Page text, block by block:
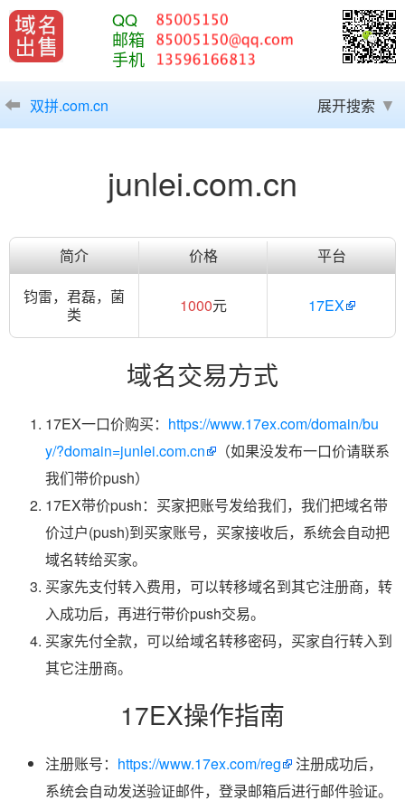
QQ
邮箱
手机
双拼.com.cn 展开搜索
junlei.com.cn
简介 价格
平台
钧雷，君磊，菌
类
1000元 17EX
域名交易方式
17EX一口价购买： https://www.17ex.com/domain/bu
y/?domain=junlei.com.cn
（如果没发布一口价请联系
我们带价push）
17EX带价push：买家把账号发给我们，我们把域名带
价过户(push)到买家账号，买家接收后，系统会自动把
域名转给买家。
买家先支付转入费用，可以转移域名到其它注册商，转
入成功后，再进行带价push交易。
买家先付全款，可以给域名转移密码，买家自行转入到
其它注册商。
17EX操作指南
注册账号： https://www.17ex.com/reg
注册成功后，
系统会自动发送验证邮件，登录邮箱后进行邮件验证。